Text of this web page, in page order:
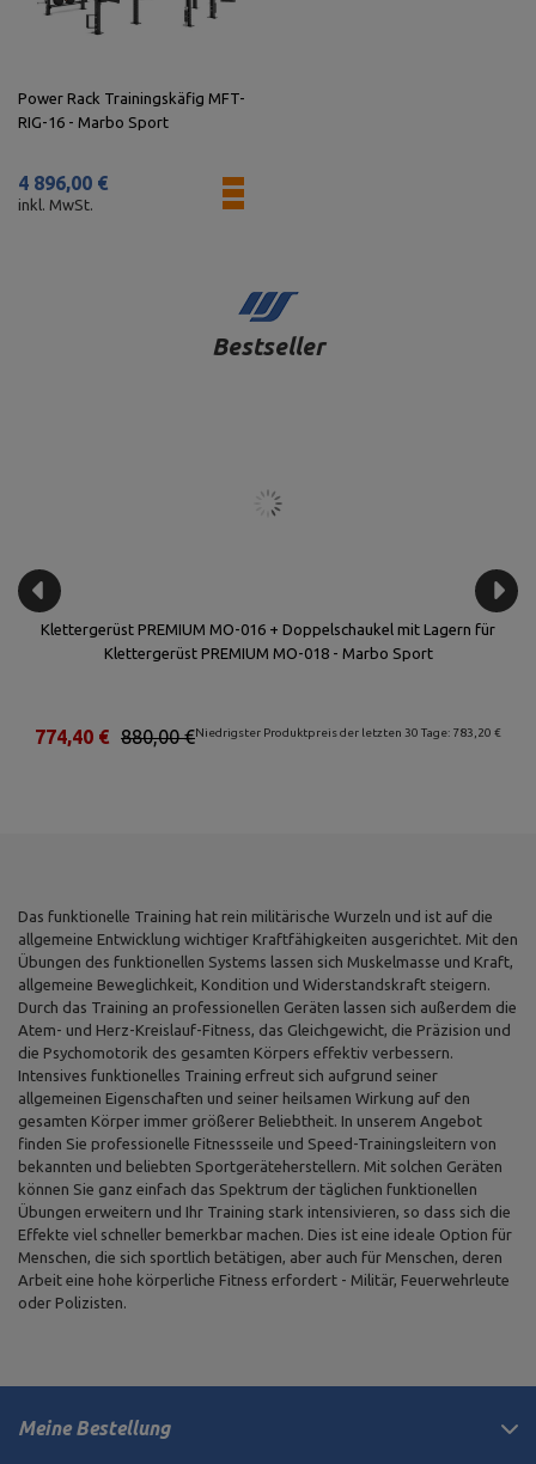
Power Rack Trainingskäfig MFT-
RIG-16 - Marbo Sport
4 896,00 €
inkl. MwSt.
Bestseller
Klettergerüst PREMIUM MO-016 + Doppelschaukel mit Lagern für
Klettergerüst PREMIUM MO-018 - Marbo Sport
Niedrigster Produktpreis der letzten 30 Tage: 783,20 €
880,00 €
774,40 €
Das funktionelle Training hat rein militärische Wurzeln und ist auf die
allgemeine Entwicklung wichtiger Kraftfähigkeiten ausgerichtet. Mit den
Übungen des funktionellen Systems lassen sich Muskelmasse und Kraft,
allgemeine Beweglichkeit, Kondition und Widerstandskraft steigern.
Durch das Training an professionellen Geräten lassen sich außerdem die
Atem- und Herz-Kreislauf-Fitness, das Gleichgewicht, die Präzision und
die Psychomotorik des gesamten Körpers effektiv verbessern.
Intensives funktionelles Training erfreut sich aufgrund seiner
allgemeinen Eigenschaften und seiner heilsamen Wirkung auf den
gesamten Körper immer größerer Beliebtheit. In unserem Angebot
finden Sie professionelle Fitnessseile und Speed-Trainingsleitern von
bekannten und beliebten Sportgeräteherstellern. Mit solchen Geräten
können Sie ganz einfach das Spektrum der täglichen funktionellen
Übungen erweitern und Ihr Training stark intensivieren, so dass sich die
Effekte viel schneller bemerkbar machen. Dies ist eine ideale Option für
Menschen, die sich sportlich betätigen, aber auch für Menschen, deren
Arbeit eine hohe körperliche Fitness erfordert - Militär, Feuerwehrleute
oder Polizisten.
Meine Bestellung